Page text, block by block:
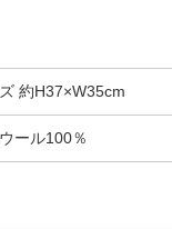
約H37×W35cm
ール100％